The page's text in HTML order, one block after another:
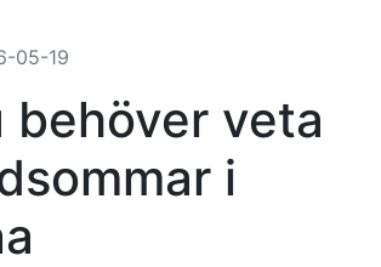
05-19
behöver veta
i